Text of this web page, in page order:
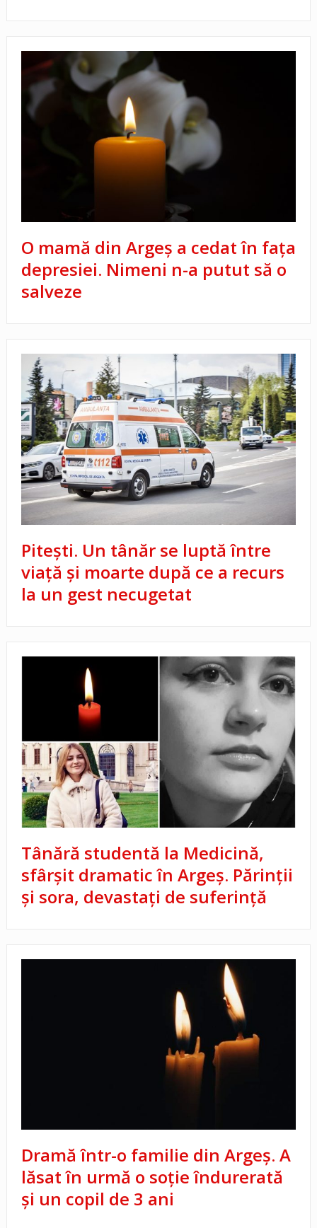
O mamă din Argeș a cedat în fața
depresiei. Nimeni n-a putut să o
salveze
Pitești. Un tânăr se luptă între
viață și moarte după ce a recurs
la un gest necugetat
Tânără studentă la Medicină,
sfârșit dramatic în Argeș. Părinții
și sora, devastați de suferință
Dramă într-o familie din Argeș. A
lăsat în urmă o soție îndurerată
și un copil de 3 ani